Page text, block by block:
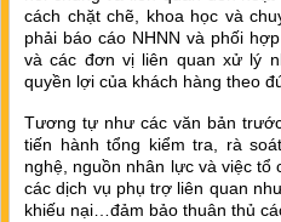
cách chặt chẽ, khoa học và
phải báo cáo NHNN và phối
và các đơn vị liên quan xử lý
quyền lợi của khách hàng theo
Tương tự như các văn bản
tiến hành tổng kiểm tra, rà
nghệ, nguồn nhân lực và việc
các dịch vụ phụ trợ liên quan
khiếu nại…đảm bảo thuân thủ